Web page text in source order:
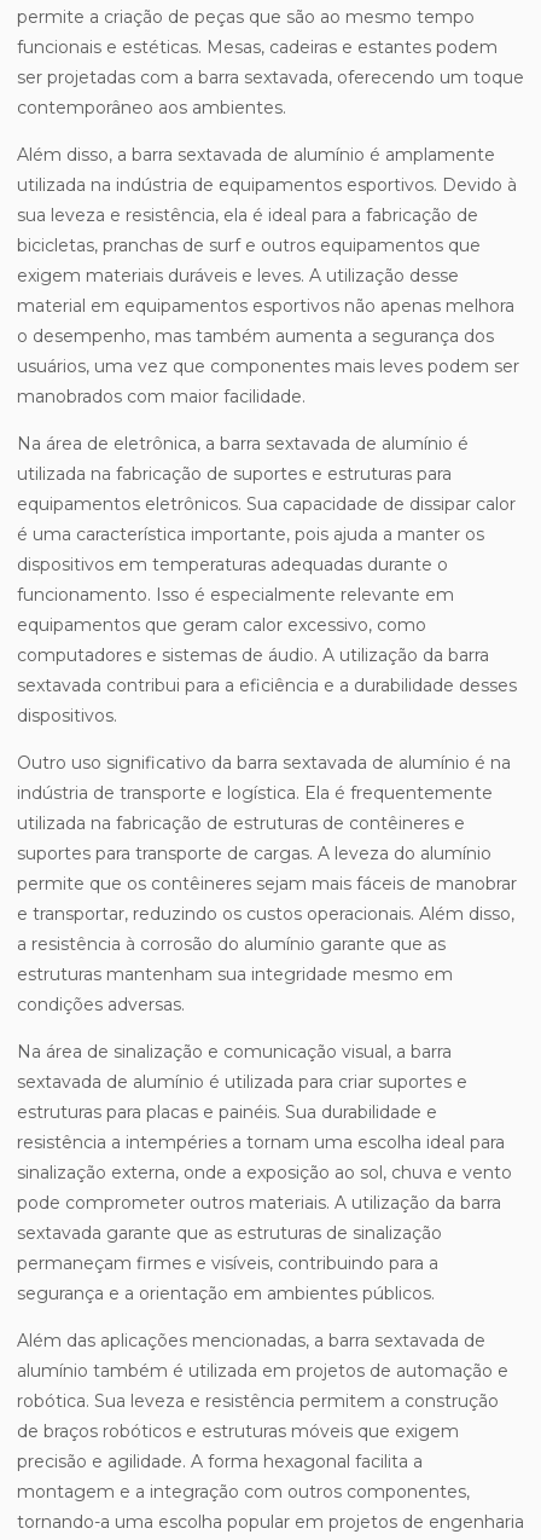
permite a criação de peças que são ao mesmo tempo
funcionais e estéticas. Mesas, cadeiras e estantes podem
ser projetadas com a barra sextavada, oferecendo um toque
contemporâneo aos ambientes.
Além disso, a barra sextavada de alumínio é amplamente
utilizada na indústria de equipamentos esportivos. Devido à
sua leveza e resistência, ela é ideal para a fabricação de
bicicletas, pranchas de surf e outros equipamentos que
exigem materiais duráveis e leves. A utilização desse
material em equipamentos esportivos não apenas melhora
o desempenho, mas também aumenta a segurança dos
usuários, uma vez que componentes mais leves podem ser
manobrados com maior facilidade.
Na área de eletrônica, a barra sextavada de alumínio é
utilizada na fabricação de suportes e estruturas para
equipamentos eletrônicos. Sua capacidade de dissipar calor
é uma característica importante, pois ajuda a manter os
dispositivos em temperaturas adequadas durante o
funcionamento. Isso é especialmente relevante em
equipamentos que geram calor excessivo, como
computadores e sistemas de áudio. A utilização da barra
sextavada contribui para a eficiência e a durabilidade desses
dispositivos.
Outro uso significativo da barra sextavada de alumínio é na
indústria de transporte e logística. Ela é frequentemente
utilizada na fabricação de estruturas de contêineres e
suportes para transporte de cargas. A leveza do alumínio
permite que os contêineres sejam mais fáceis de manobrar
e transportar, reduzindo os custos operacionais. Além disso,
a resistência à corrosão do alumínio garante que as
estruturas mantenham sua integridade mesmo em
condições adversas.
Na área de sinalização e comunicação visual, a barra
sextavada de alumínio é utilizada para criar suportes e
estruturas para placas e painéis. Sua durabilidade e
resistência a intempéries a tornam uma escolha ideal para
sinalização externa, onde a exposição ao sol, chuva e vento
pode comprometer outros materiais. A utilização da barra
sextavada garante que as estruturas de sinalização
permaneçam firmes e visíveis, contribuindo para a
segurança e a orientação em ambientes públicos.
Além das aplicações mencionadas, a barra sextavada de
alumínio também é utilizada em projetos de automação e
robótica. Sua leveza e resistência permitem a construção
de braços robóticos e estruturas móveis que exigem
precisão e agilidade. A forma hexagonal facilita a
montagem e a integração com outros componentes,
tornando-a uma escolha popular em projetos de engenharia